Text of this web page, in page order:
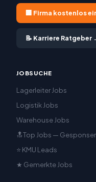
🏢 Firma kostenlos
📝 Karriere Ratgeber
JOBSUCHE
Lagerleiter Jobs
Logistik Jobs
Warehouse Jobs
🔝Top Jobs —
⭐ KMU Leads
★ Gemerkte Jobs